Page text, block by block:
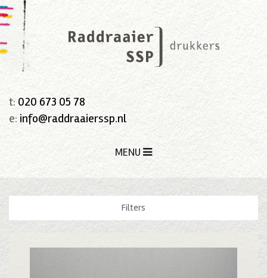
t: 020 673 05 78
e: info@raddraaierssp.nl
MENU
Filters